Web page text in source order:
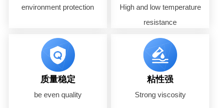
environment protection
High and low temperature
resistance
质量稳定
be even quality
粘性强
Strong viscosity